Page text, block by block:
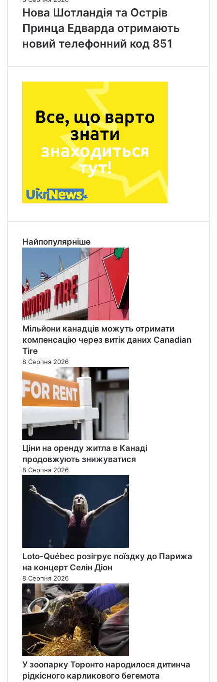
Нова Шотландія та Острів
Принца Едварда отримають
новий телефонний код 851
Найпопулярніше
Мільйони канадців можуть отримати
компенсацію через витік даних Canadian
Tire
8 Серпня 2026
Ціни на оренду житла в Канаді
продовжують знижуватися
8 Серпня 2026
Loto-Québec розігрує поїздку до Парижа
на концерт Селін Діон
8 Серпня 2026
У зоопарку Торонто народилося дитинча
рідкісного карликового бегемота